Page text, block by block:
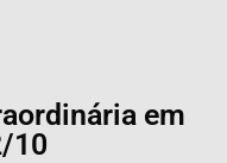
em
10